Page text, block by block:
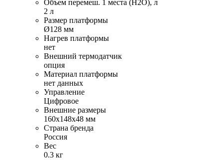
Объем перемеш. 1 места (H2O), л
2 л
Размер платформы
Ø128 мм
Нагрев платформы
нет
Внешний термодатчик
опция
Материал платформы
нет данных
Управление
Цифровое
Внешние размеры
160х148х48 мм
Страна бренда
Россия
Вес
0.3 кг